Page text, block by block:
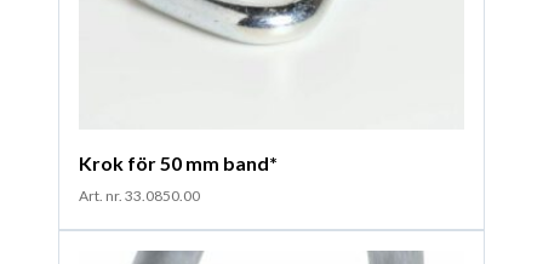
Krok för 50 mm band*
Art. nr. 33.0850.00